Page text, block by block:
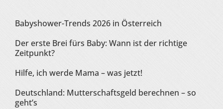
Babyshower-Trends 2026 in Österreich
Der erste Brei fürs Baby: Wann ist der richtige
Zeitpunkt?
Hilfe, ich werde Mama – was jetzt!
Deutschland: Mutterschaftsgeld berechnen – so
geht’s